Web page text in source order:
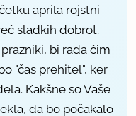
aprila rojstni
sladkih dobrot.
bi rada čim
"čas prehitel", ker
Kakšne so Vaše
da bo počakalo